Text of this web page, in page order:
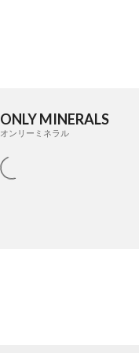
ONLY MINERALS
オンリーミネラル